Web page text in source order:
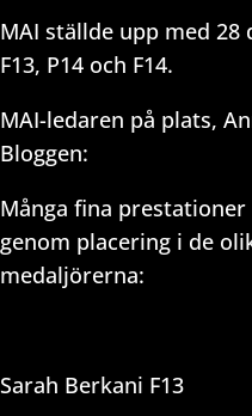
MAI ställde upp med 28
F13, P14 och F14.
MAI-ledaren på plats,
Bloggen:
Många fina
genom placering i de
medaljörerna:
Sarah Berkani F13